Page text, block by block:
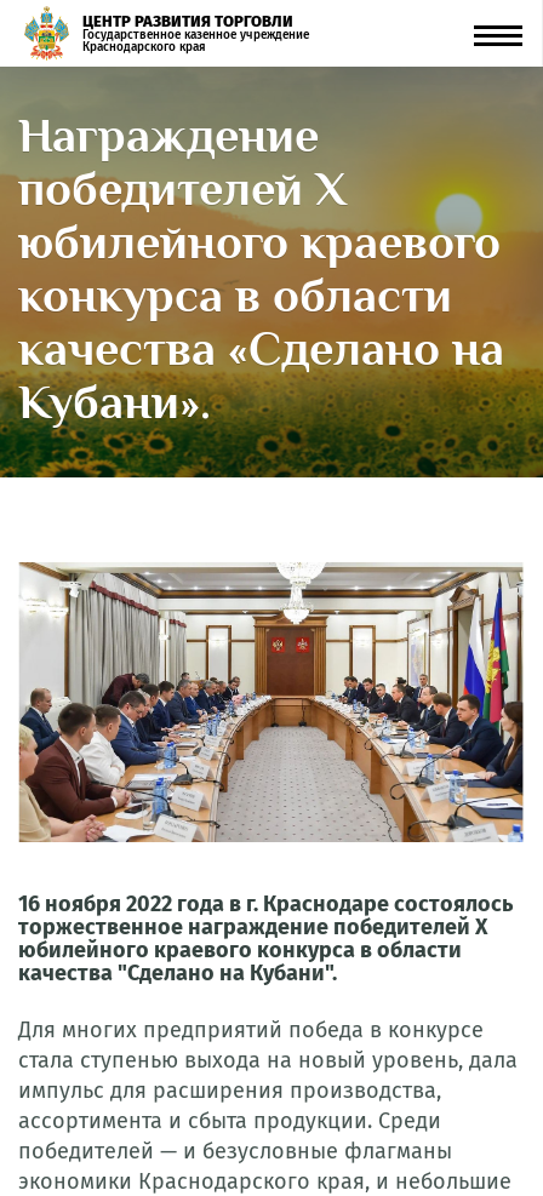
ЦЕНТР РАЗВИТИЯ ТОРГОВЛИ
Государственное казенное учреждение
Краснодарского края
Награждение
победителей Х
юбилейного краевого
конкурса в области
качества «Сделано на
Кубани».
16 ноября 2022 года в г. Краснодаре состоялось
торжественное награждение победителей Х
юбилейного краевого конкурса в области
качества "Сделано на Кубани".
Для многих предприятий победа в конкурсе
стала ступенью выхода на новый уровень, дала
импульс для расширения производства,
ассортимента и сбыта продукции. Среди
победителей — и безусловные флагманы
экономики Краснодарского края, и небольшие